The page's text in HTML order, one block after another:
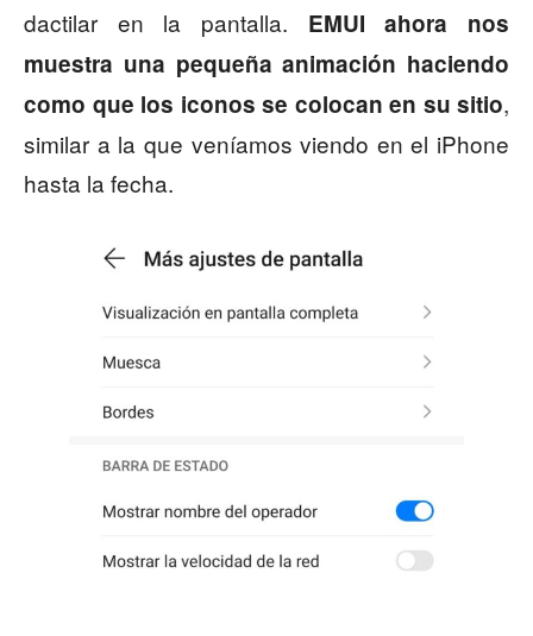
dactilar en la pantalla. EMUI ahora nos
muestra una pequeña animación haciendo
como que los iconos se colocan en su sitio,
similar a la que veníamos viendo en el iPhone
hasta la fecha.